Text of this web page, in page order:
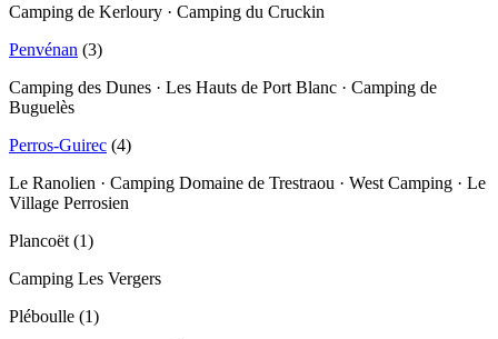
Camping de Kerloury · Camping du Cruckin
Penvénan (3)
Camping des Dunes · Les Hauts de Port Blanc · Camping de
Buguelès
Perros-Guirec (4)
Le Ranolien · Camping Domaine de Trestraou · West Camping · Le
Village Perrosien
Plancoët (1)
Camping Les Vergers
Pléboulle (1)